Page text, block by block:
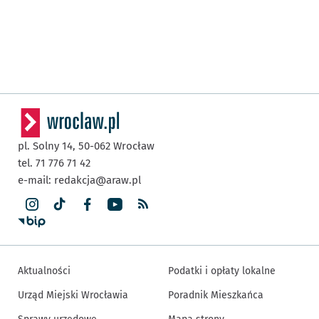
pl. Solny 14, 50-062 Wrocław
tel. 71 776 71 42
e-mail: redakcja@araw.pl
Aktualności
Urząd Miejski Wrocławia
Podatki i opłaty lokalne
Poradnik Mieszkańca